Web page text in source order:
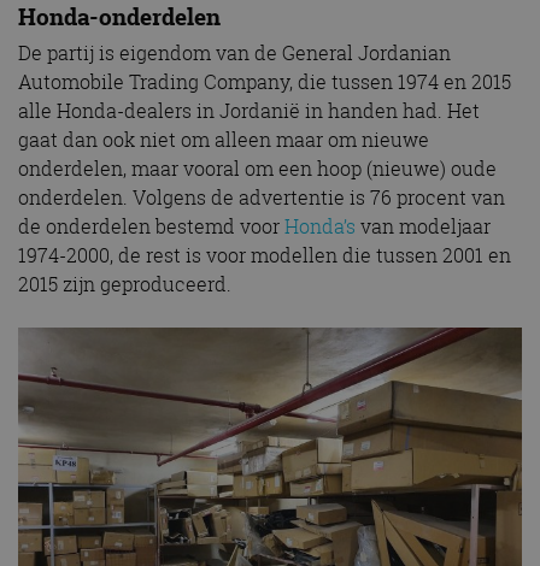
Honda-onderdelen
De partij is eigendom van de General Jordanian
Automobile Trading Company, die tussen 1974 en 2015
alle Honda-dealers in Jordanië in handen had. Het
gaat dan ook niet om alleen maar om nieuwe
onderdelen, maar vooral om een hoop (nieuwe) oude
onderdelen. Volgens de advertentie is 76 procent van
de onderdelen bestemd voorHonda’s van modeljaar
1974-2000, de rest is voor modellen die tussen 2001 en
2015 zijn geproduceerd.